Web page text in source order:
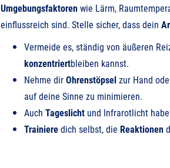
Umgebungsfaktoren wie Lärm,
einflussreich sind. Stelle sicher, dass dein
Vermeide es, ständig von äußeren
konzentriertbleiben kannst.
Nehme dir Ohrenstöpsel zur Hand
auf deine Sinne zu minimieren.
Auch Tageslicht und Infrarotlicht
Trainiere dich selbst, die Reaktionen